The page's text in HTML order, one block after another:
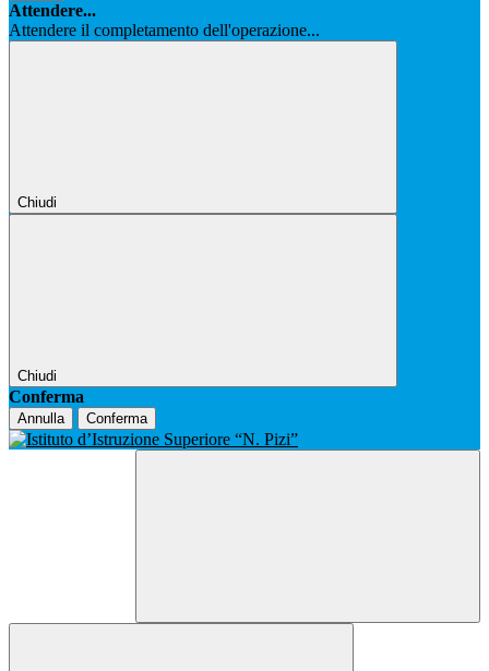
Attendere...
Attendere il completamento dell'operazione...
Chiudi
Chiudi
Conferma
Annulla Conferma